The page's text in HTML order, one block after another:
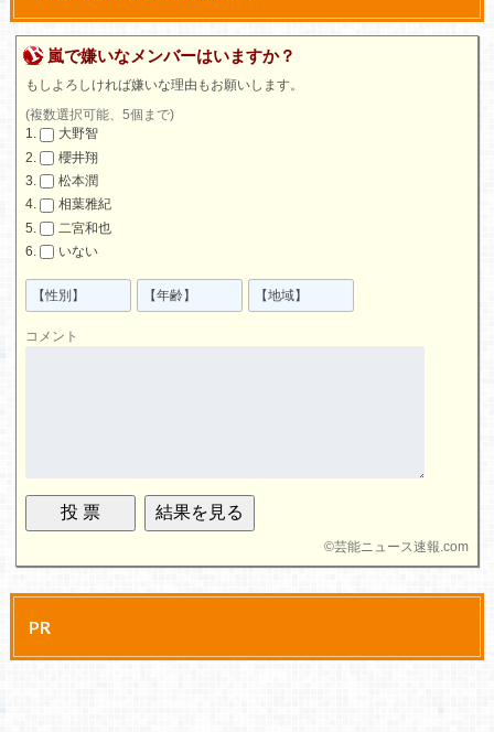
嵐で嫌いなメンバーはいますか？
もしよろしければ嫌いな理由もお願いします。
(複数選択可能、5個まで)
大野智
櫻井翔
松本潤
相葉雅紀
二宮和也
いない
コメント
©芸能ニュース速報.com
PR